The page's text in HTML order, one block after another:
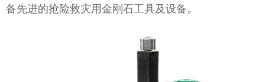
备先进的抢险救灾用金刚石工具及设备。